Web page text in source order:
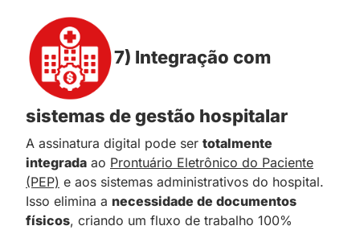
7) Integração com
sistemas de gestão hospitalar
A assinatura digital pode ser totalmente
integrada ao Prontuário Eletrônico do Paciente
(PEP) e aos sistemas administrativos do hospital.
Isso elimina a necessidade de documentos
físicos, criando um fluxo de trabalho 100%